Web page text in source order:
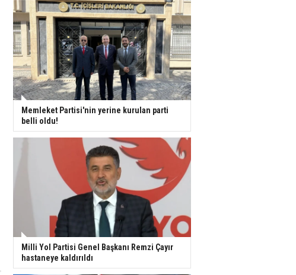
Memleket Partisi'nin yerine kurulan parti
belli oldu!
Milli Yol Partisi Genel Başkanı Remzi Çayır
hastaneye kaldırıldı